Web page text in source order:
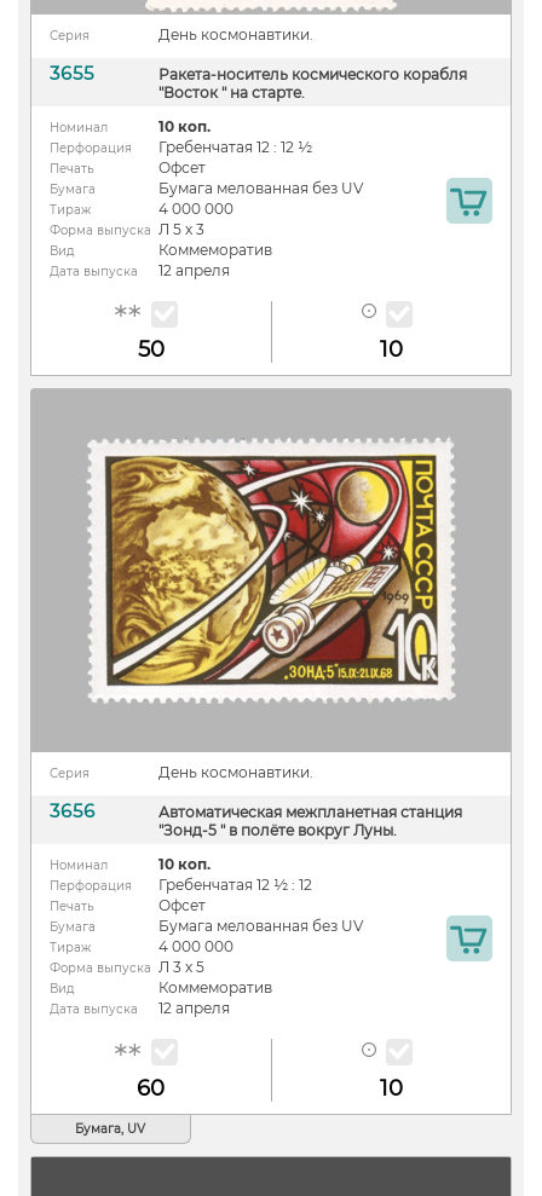
Серия День космонавтики.
3655
Ракета-носитель космического корабля
"Восток " на старте.
Номинал 10 коп.
Перфорация Гребенчатая 12 : 12 ½
Печать Офсет
Бумага Бумага мелованная без UV
Тираж 4 000 000
Форма выпуска Л 5 х 3
Вид Коммеморатив
Дата выпуска 12 апреля
50 10
Серия День космонавтики.
3656
Автоматическая межпланетная станция
"Зонд-5 " в полёте вокруг Луны.
Номинал 10 коп.
Перфорация Гребенчатая 12 ½ : 12
Печать Офсет
Бумага Бумага мелованная без UV
Тираж 4 000 000
Форма выпуска Л 3 х 5
Вид Коммеморатив
Дата выпуска 12 апреля
60 10
Бумага, UV